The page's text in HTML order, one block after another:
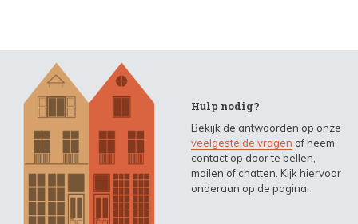
Hulp nodig?
Bekijk de antwoorden op onze
veelgestelde vragen of neem
contact op door te bellen,
mailen of chatten. Kijk hiervoor
onderaan op de pagina.